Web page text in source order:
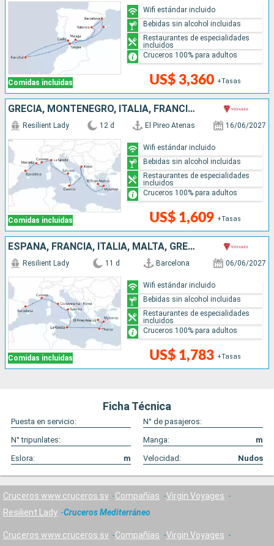
Comidas incluidas US$ 3,360 +Tasas
Wifi estándar incluido
Bebidas sin alcohol incluidas
Restaurantes de especialidades
incluidos
Cruceros 100% para adultos
GRECIA, MONTENEGRO, ITALIA, FRANCIA, ESPAÑA
Comidas incluidas
Resilient Lady 12 d El Pireo Atenas 16/06/2027
US$ 1,609 +Tasas
Wifi estándar incluido
Bebidas sin alcohol incluidas
Restaurantes de especialidades
incluidos
Cruceros 100% para adultos
ESPAÑA, FRANCIA, ITALIA, MALTA, GRECIA
Comidas incluidas
Resilient Lady 11 d Barcelona 06/06/2027
US$ 1,783 +Tasas
Wifi estándar incluido
Bebidas sin alcohol incluidas
Restaurantes de especialidades
incluidos
Cruceros 100% para adultos
Ficha Técnica
Puesta en servicio:
N° de pasajeros:
N° tripunlates:
Manga:
m
Eslora:
m Velocidad: Nudos
Cruceros www.cruceros.sv Compañías
Virgin Voyages
Resilient Lady
Cruceros Mediterráneo
Cruceros www.cruceros.sv Compañías
Virgin Voyages